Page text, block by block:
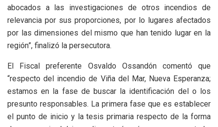
abocados a las investigaciones de otros incendios de
relevancia por sus proporciones, por lo lugares afectados
por las dimensiones del mismo que han tenido lugar en la
región”, finalizó la persecutora.
El Fiscal preferente Osvaldo Ossandón comentó que
“respecto del incendio de Viña del Mar, Nueva Esperanza;
estamos en la fase de buscar la identificación del o los
presunto responsables. La primera fase que es establecer
el punto de inicio y la tesis primaria respecto de la forma